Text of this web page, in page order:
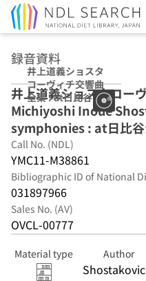
録音資料
井上道義ショスタ
コーヴィチ交響曲
全集 : at日比谷公
会堂 Nos. 1-8
井上道義ショスタコー
Michiyoshi Inoue
symphonies : at日比
Call No. (NDL)
YMC11-M38861
Bibliographic ID of National
031897966
Sales No. (AV)
OVCL-00777
Material type Author